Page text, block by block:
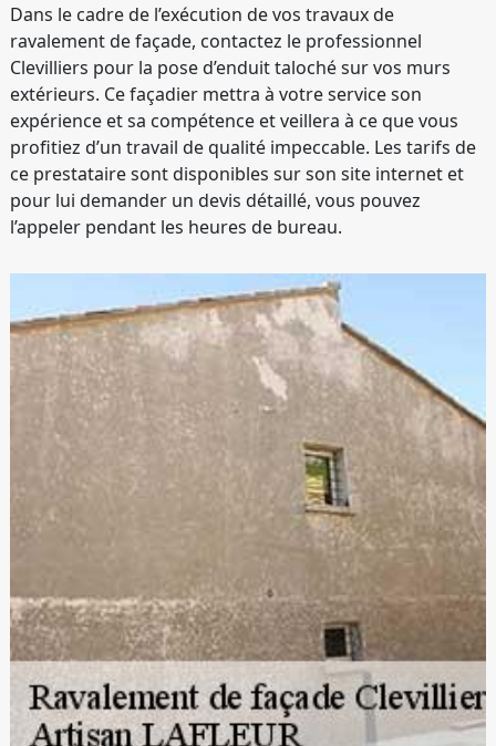
Dans le cadre de l’exécution de vos travaux de
ravalement de façade, contactez le professionnel
Clevilliers pour la pose d’enduit taloché sur vos murs
extérieurs. Ce façadier mettra à votre service son
expérience et sa compétence et veillera à ce que vous
profitiez d’un travail de qualité impeccable. Les tarifs de
ce prestataire sont disponibles sur son site internet et
pour lui demander un devis détaillé, vous pouvez
l’appeler pendant les heures de bureau.